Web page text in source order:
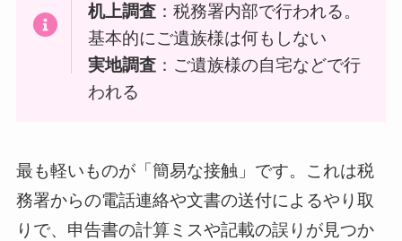
机上調査：税務署内部で行われる。
基本的にご遺族様は何もしない
実地調査：ご遺族様の自宅などで行
われる
最も軽いものが「簡易な接触」です。これは税
務署からの電話連絡や文書の送付によるやり取
りで、申告書の計算ミスや記載の誤りが見つか